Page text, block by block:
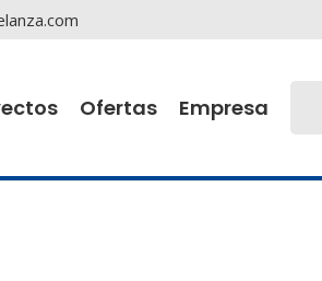
Ofertas Empresa